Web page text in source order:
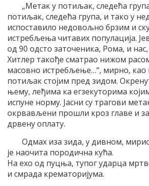
„Метак у потиљак, следећа
потиљак, следећа група, и тако у
испоставило недовољно брзим и
истребљења читавих популација.
од 90 одсто заточеника, Рома, и нас,
Хитлер такође сматрао нижом
масовно истребљење…“, мирно, као
потиљак стојим пред зидом.
њему, леђима ка егзекуторима
испуне норму. Јасни су трагови
окрвављени прошли кроз главе и
дрвену оплату.
Одмах иза зида, у дивном,
је наочита породична кућа.
На ехо од пуцња, тупог ударца
и смрада крематоријума.